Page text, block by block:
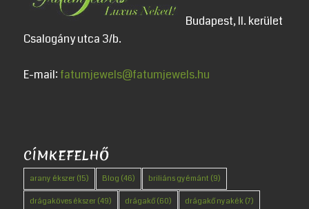
Budapest, II. kerület
Csalogány utca 3/b.
E-mail: fatumjewels@fatumjewels.hu
CÍMKEFELHŐ
arany ékszer(15) Blog (46) briliáns gyémánt (9)
drágaköves ékszer(49) drágakő(60) drágakő nyakék(7)